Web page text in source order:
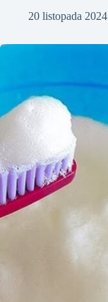
20 listopada 2024